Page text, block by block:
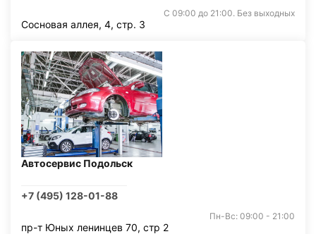
С 09:00 до 21:00. Без выходных
Сосновая аллея, 4, стр. 3
Автосервис Подольск
+7 (495) 128-01-88
Пн-Вс: 09:00 - 21:00
пр-т Юных ленинцев 70, стр 2